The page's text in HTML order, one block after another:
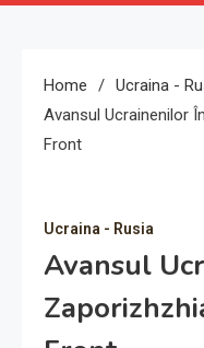
Home
Ucraina -
Avansul Ucrainenilor
Front
Ucraina - Rusia
Avansul